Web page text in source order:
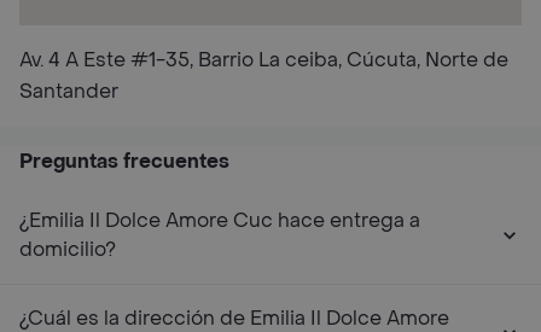
Av. 4 A Este #1-35, Barrio La ceiba, Cúcuta, Norte de
Santander
Preguntas frecuentes
¿Emilia Il Dolce Amore Cuc hace entrega a
domicilio?
¿Cuál es la dirección de Emilia Il Dolce Amore